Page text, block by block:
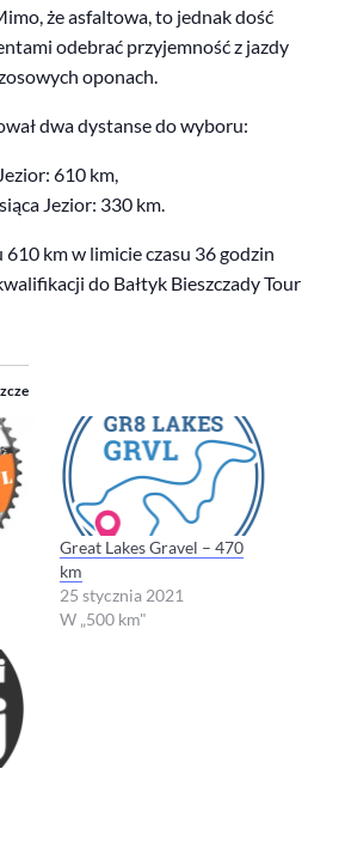
że asfaltowa, to jednak dość
odebrać przyjemność z jazdy
oponach.
dwa dystanse do wyboru:
610 km,
Jezior: 330 km.
km w limicie czasu 36 godzin
do Bałtyk Bieszczady Tour
Great Lakes Gravel – 470
km
25 stycznia 2021
W „500 km"